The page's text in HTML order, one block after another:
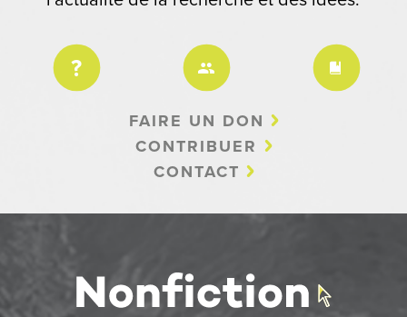
FAIRE UN DON
CONTRIBUER
CONTACT